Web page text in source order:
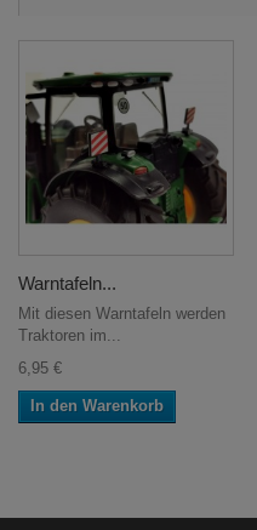
Warntafeln...
Mit diesen Warntafeln werden
Traktoren im...
6,95 €
In den Warenkorb